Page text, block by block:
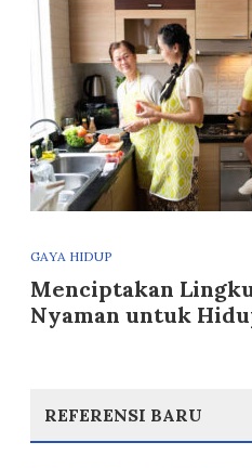
GAYA HIDUP
Menciptakan
Nyaman untuk
REFERENSI BARU